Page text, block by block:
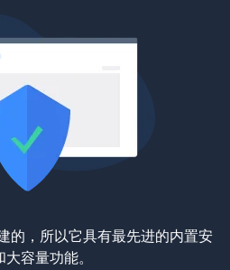
的，所以它具有最先进的内置安
容量功能。